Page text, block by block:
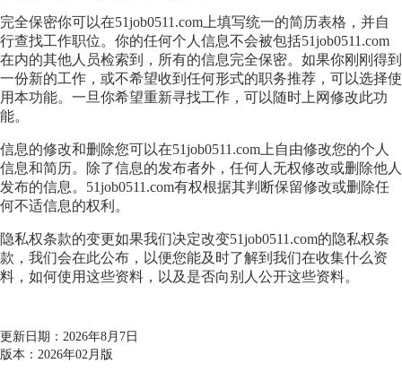
完全保密你可以在51job0511.com上填写统一的简历表格，并自
行查找工作职位。你的任何个人信息不会被包括51job0511.com
在内的其他人员检索到，所有的信息完全保密。如果你刚刚得到
一份新的工作，或不希望收到任何形式的职务推荐，可以选择使
用本功能。一旦你希望重新寻找工作，可以随时上网修改此功
能。
信息的修改和删除您可以在51job0511.com上自由修改您的个人
信息和简历。除了信息的发布者外，任何人无权修改或删除他人
发布的信息。51job0511.com有权根据其判断保留修改或删除任
何不适信息的权利。
隐私权条款的变更如果我们决定改变51job0511.com的隐私权条
款，我们会在此公布，以便您能及时了解到我们在收集什么资
料，如何使用这些资料，以及是否向别人公开这些资料。
更新日期：2026年8月7日
版本：2026年02月版